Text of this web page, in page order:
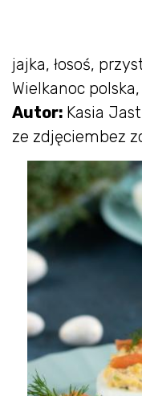
jajka, łosoś,
Wielkanoc
Autor: Kasia
ze zdjęciembez